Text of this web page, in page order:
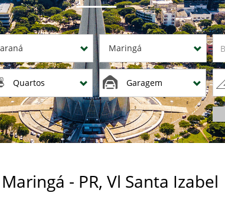
Maringá
Quartos Garagem
- PR, Vl Santa Izabel